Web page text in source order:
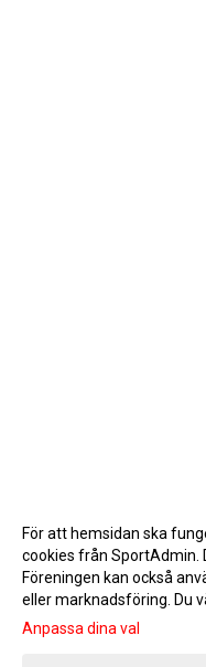
Gå till
För att hemsidan ska
cookies från SportAdmin.
Föreningen kan också
eller marknadsföring. Du
Anpassa dina val